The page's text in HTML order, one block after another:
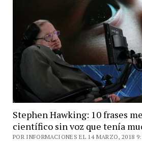
Stephen Hawking: 10 frases
científico sin voz que tenía
POR INFORMACIONES EL 14 MARZO, 2018